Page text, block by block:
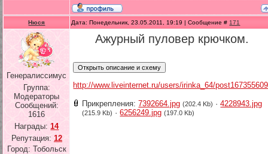
Нюся Дата: Понедельник, 23.05.2011, 19:19 | Сообщение # 171
Генералиссимус
Группа:
Модераторы
Сообщений:
1616
Награды:14
Репутация: 12
Город: Тобольск
Ажурный пуловер крючком.
http://www.liveinternet.ru/users/irinka_64/
Прикрепления:7392664.jpg (202.4 Kb) ·4228943.jpg
(215.9 Kb) ·6256249.jpg (197.0 Kb)